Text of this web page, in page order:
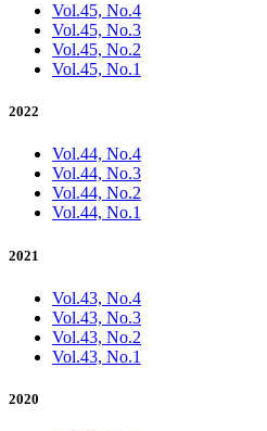
Vol.45, No.4
Vol.45, No.3
Vol.45, No.2
Vol.45, No.1
2022
Vol.44, No.4
Vol.44, No.3
Vol.44, No.2
Vol.44, No.1
2021
Vol.43, No.4
Vol.43, No.3
Vol.43, No.2
Vol.43, No.1
2020